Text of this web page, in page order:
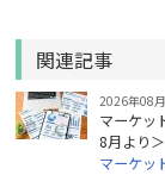
関連記事
2026年08
マーケッ
8月より＞
マーケッ